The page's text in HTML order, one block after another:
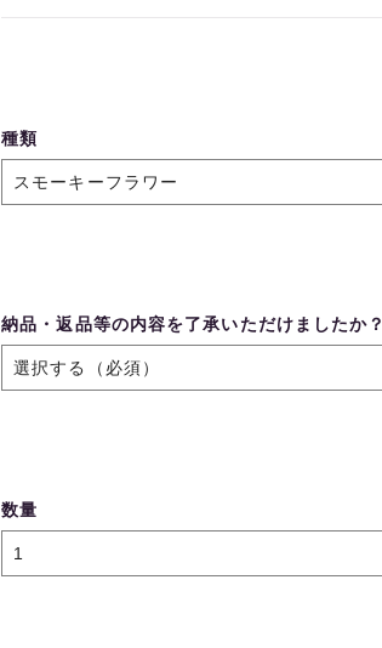
種類
納品・返品等の内容を了承いただけましたか？
数量